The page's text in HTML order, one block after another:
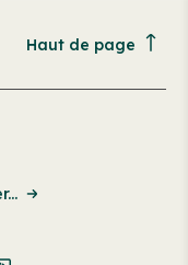
Haut de page